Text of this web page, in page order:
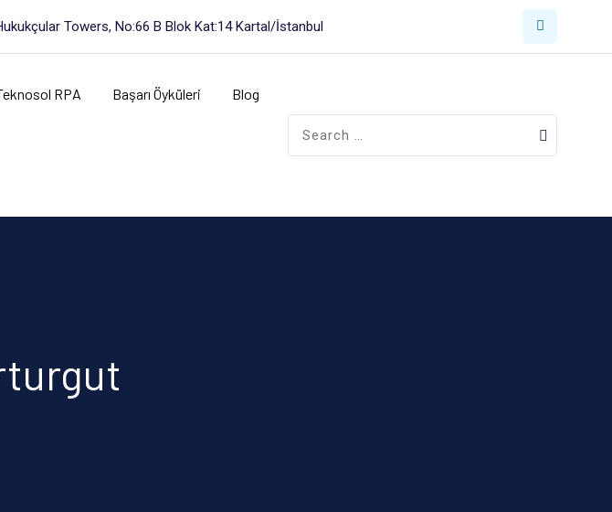
Towers, No:66 B Blok Kat:14 Kartal/İstanbul
RPA Başarı Öyküleri Blog